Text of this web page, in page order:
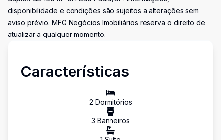
disponibilidade e condições são sujeitos a alterações sem
aviso prévio. MFG Negócios Imobiliários reserva o direito de
atualizar a qualquer momento.
Características
2 Dormitórios
3 Banheiros